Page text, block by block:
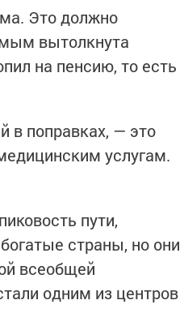
Это должно
вытолкнута
на пенсию, то есть
в поправках, — это
услугам.
пути,
страны, но они
всеобщей
одним из центров